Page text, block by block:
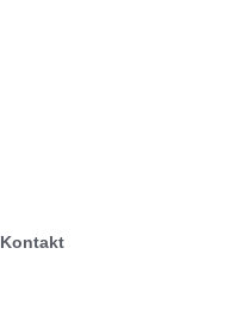
Kontakt